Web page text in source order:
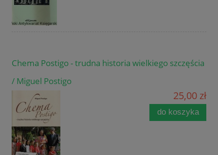
Chema Postigo - trudna historia wielkiego szczęścia
/ Miguel Postigo
25,00 zł
do koszyka